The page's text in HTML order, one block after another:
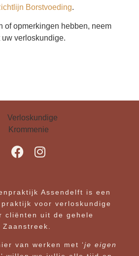
Borstvoeding.
of opmerkingen hebben, neem
verloskundige.
Assendelft is een
voor verloskundige
cliënten uit de gehele
Zaanstreek.
van werken met ‘je eigen